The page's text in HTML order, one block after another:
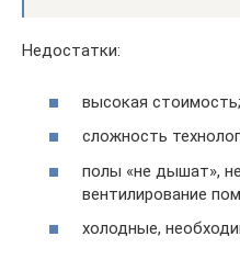
Недостатки:
высокая стоимость;
сложность
полы «не дышат»,
вентилирование
холодные,